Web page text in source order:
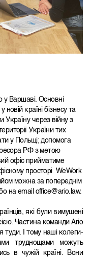
у Варшаві. Основні
країні бізнесу та
Україну через війну з
України тих
у Польщі; допомога
РФ з метою
офіс прийматиме
просторі WeWork
можна за попереднім
на email office@ario.law.
які були вимушені
Частина команди Ario
І тому наші колеги-
труднощами можуть
в чужій країні. Вони